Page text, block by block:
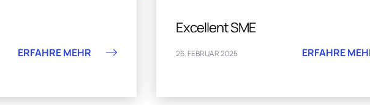
ERFAHRE MEHR
Excellent SME
26. FEBRUAR 2025 ERFAHRE